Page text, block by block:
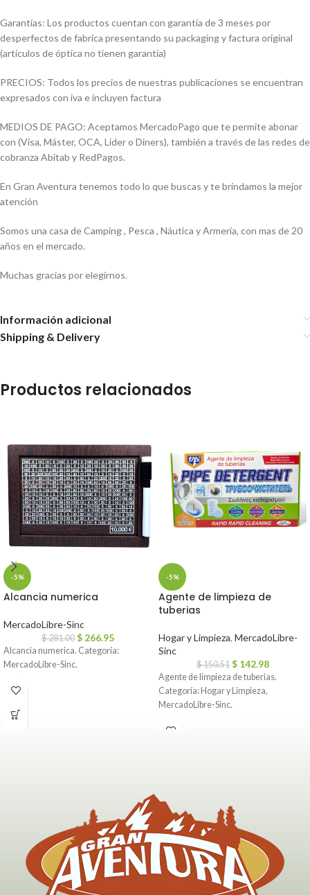
Garantías: Los productos cuentan con garantía de 3 meses por
desperfectos de fabrica presentando su packaging y factura original
(artículos de óptica no tienen garantía)
PRECIOS: Todos los precios de nuestras publicaciones se encuentran
expresados con iva e incluyen factura
MEDIOS DE PAGO: Aceptamos MercadoPago que te permite abonar
con (Visa, Máster, OCA, Lider o Diners), también a través de las redes de
cobranza Abitab y RedPagos.
En Gran Aventura tenemos todo lo que buscas y te brindamos la mejor
atención
Somos una casa de Camping , Pesca , Náutica y Armería, con mas de 20
años en el mercado.
Muchas gracias por elegirnos.
Información adicional
Shipping & Delivery
Productos relacionados
-5%
Alcancia numerica
MercadoLibre-Sinc
$281.00 $ 266.95
Alcancia numerica. Categoría:
MercadoLibre-Sinc.
-5%
Agente de limpieza de
tuberias
Hogar y Limpieza, MercadoLibre-
Sinc
$150.51 $ 142.98
Agente de limpieza de tuberias.
Categoría: Hogar y Limpieza,
MercadoLibre-Sinc.